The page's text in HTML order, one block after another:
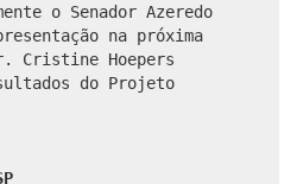
o Senador Azeredo
na próxima
Cristine Hoepers
do Projeto